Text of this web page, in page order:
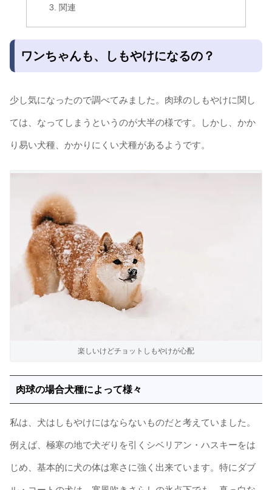
関連
ワンちゃんも、しもやけになるの？
少し気になったので調べてみました。肉球のしもやけに関し
ては、なってしまうというのが大半の様です。しかし、かか
り易い犬種、かかりにくい犬種があるようです。
楽しいけどチョットしもやけが心配
肉球の場合犬種によって様々
私は、犬はしもやけにはならないものだと考えていました。
例えば、極寒の地で犬ぞりを引くシベリアン・ハスキーをは
じめ、基本的に犬の体は寒さに強く出来ています。特にダブ